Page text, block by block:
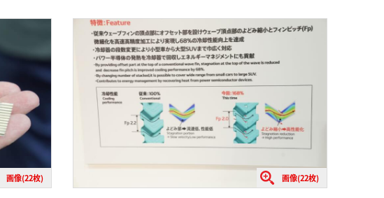
画像(22枚) 画像(22枚)